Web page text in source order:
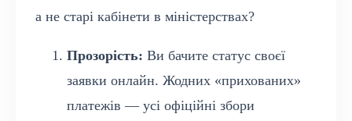
а не старі кабінети в міністерствах?
Прозорість: Ви бачите статус своєї
заявки онлайн. Жодних «прихованих»
платежів — усі офіційні збори